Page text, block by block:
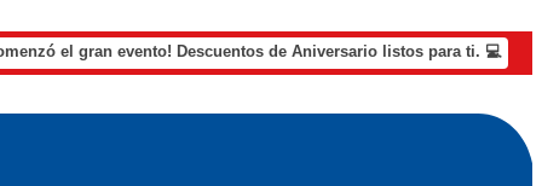
el gran evento! Descuentos de Aniversario listos para ti. 💻